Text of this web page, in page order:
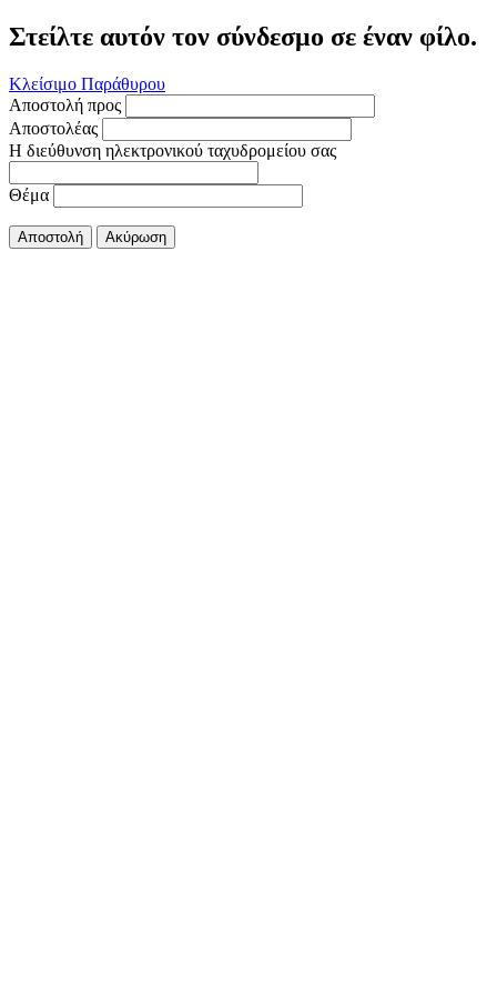
Στείλτε αυτόν τον σύνδεσμο σε έναν φίλο.
Κλείσιμο Παράθυρου
Αποστολή προς
Αποστολέας
Η διεύθυνση ηλεκτρονικού ταχυδρομείου σας
Θέμα
Αποστολή Ακύρωση